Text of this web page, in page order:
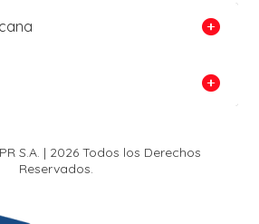
S.A. | 2026 Todos los Derechos
Reservados.